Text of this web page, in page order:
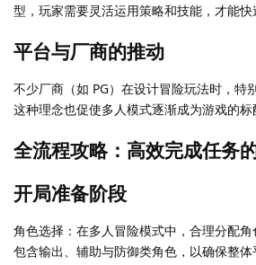
型，玩家需要灵活运用策略和技能，才能快
平台与厂商的推动
不少厂商（如 PG）在设计冒险玩法时，特
这种理念也促使多人模式逐渐成为游戏的标
全流程攻略：高效完成任务
开局准备阶段
角色选择：在多人冒险模式中，合理分配
包含输出、辅助与防御类角色，以确保整体